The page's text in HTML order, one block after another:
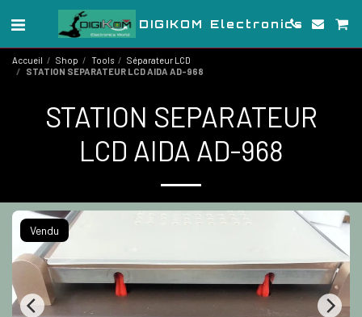
DIGIKOM Electronics
Accueil Shop Tools
Séparateur LCD
STATION SEPARATEUR LCD AIDA AD-968
STATION SEPARATEUR
LCD AIDA AD-968
Vendu